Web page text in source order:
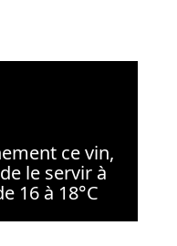
ce vin,
le servir à
16 à 18°C